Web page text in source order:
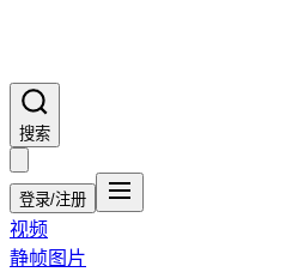
搜索
登录/注册
视频
静帧图片